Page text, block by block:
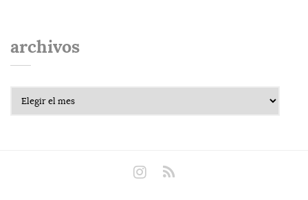
archivos